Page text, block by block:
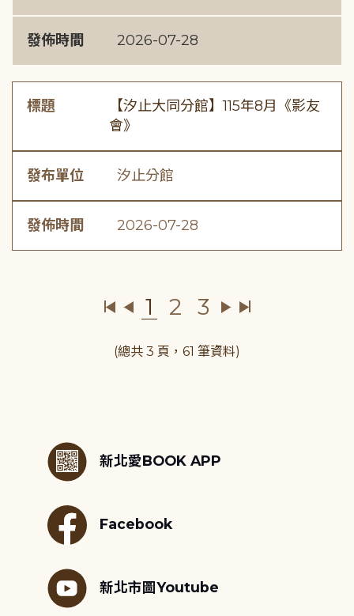
發佈時間 2026-07-28
標題
【汐止大同分館】115年8月《影友
會》
發布單位 汐止分館
發佈時間 2026-07-28
1 2 3
(總共 3 頁，61 筆資料)
新北愛BOOK APP
Facebook
新北市圖Youtube